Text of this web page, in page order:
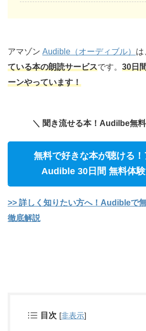
アマゾン Audible（オーディブル） は
ている本の朗読サービスです。 30日
ーンやっています！
＼ 聞き流せる本！Audilbe無
無料で好きな本が聴ける
Audible 30日間 無料体
>> 詳しく知りたい方へ！Audibleで
徹底解説
目次 [非表示]